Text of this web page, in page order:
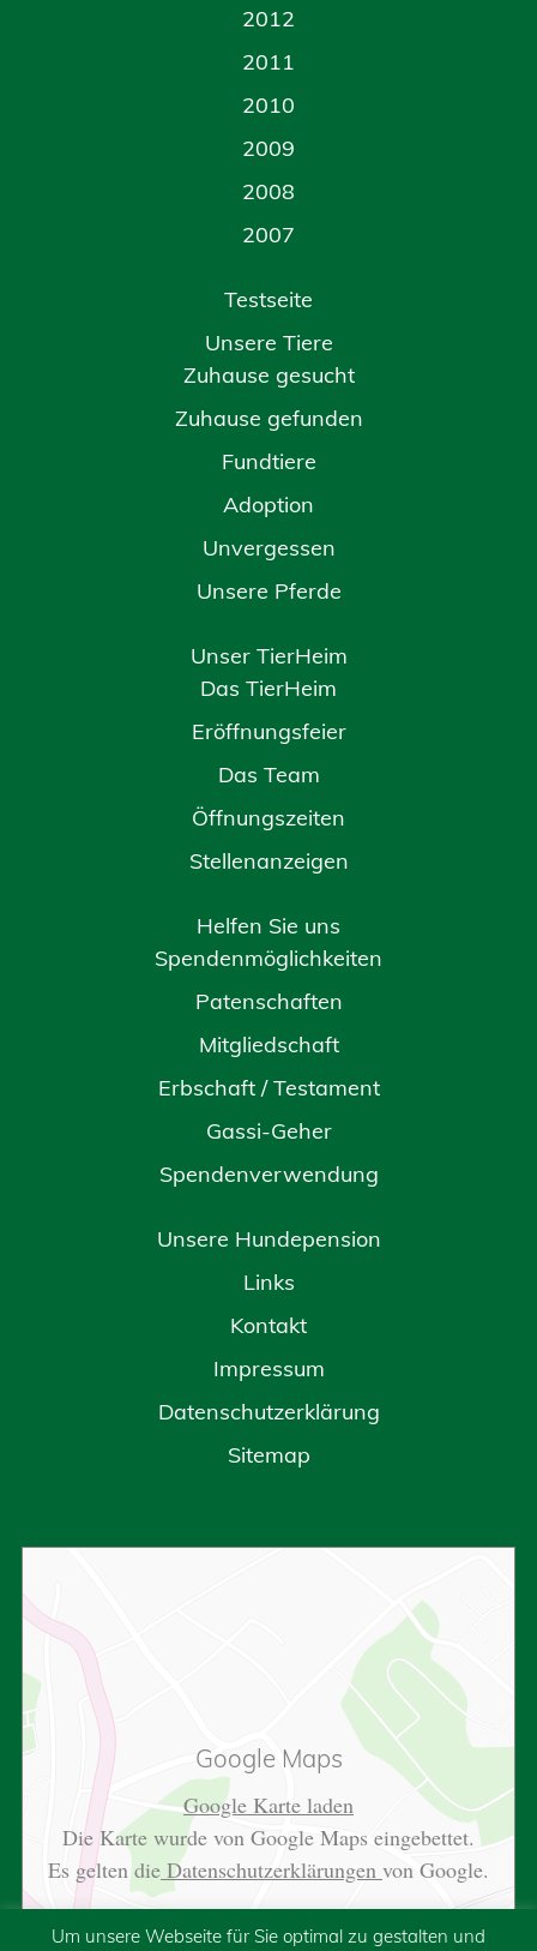
2012
2011
2010
2009
2008
2007
Testseite
Unsere Tiere
Zuhause gesucht
Zuhause gefunden
Fundtiere
Adoption
Unvergessen
Unsere Pferde
Unser TierHeim
Das TierHeim
Eröffnungsfeier
Das Team
Öffnungszeiten
Stellenanzeigen
Helfen Sie uns
Spendenmöglichkeiten
Patenschaften
Mitgliedschaft
Erbschaft / Testament
Gassi-Geher
Spendenverwendung
Unsere Hundepension
Links
Kontakt
Impressum
Datenschutzerklärung
Sitemap
Google Maps
Google Karte laden
Die Karte wurde von Google Maps eingebettet.
Es gelten die Datenschutzerklärungen von Google.
Um unsere Webseite für Sie optimal zu gestalten und